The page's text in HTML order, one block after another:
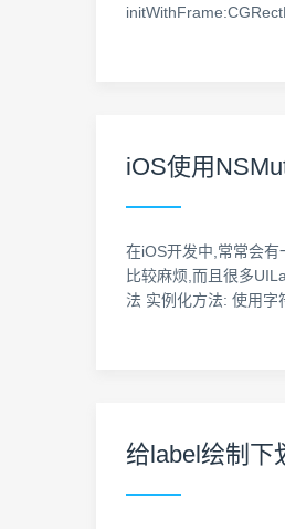
iOS使用
在iOS开发中,常常会
比较麻烦,而且很多
法 实例化方法: 使用
给label绘制下